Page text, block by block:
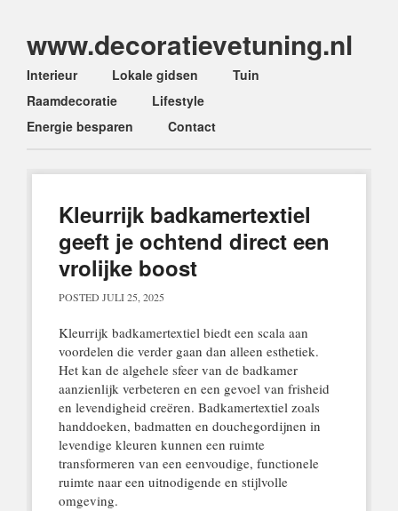
www.decoratievetuning.nl
Main menu
Skip
to
content
Interieur Lokale gidsen
Tuin
Raamdecoratie
Lifestyle
Energie besparen
Contact
Kleurrijk badkamertextiel
geeft je ochtend direct een
vrolijke boost
POSTED JULI 25, 2025
Kleurrijk badkamertextiel biedt een scala aan
voordelen die verder gaan dan alleen esthetiek.
Het kan de algehele sfeer van de badkamer
aanzienlijk verbeteren en een gevoel van frisheid
en levendigheid creëren. Badkamertextiel zoals
handdoeken, badmatten en douchegordijnen in
levendige kleuren kunnen een ruimte
transformeren van een eenvoudige, functionele
ruimte naar een uitnodigende en stijlvolle
omgeving.